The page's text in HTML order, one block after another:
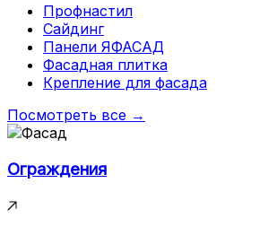
Профнастил
Сайдинг
Панели ЯФАСАД
Фасадная плитка
Крепление для фасада
Посмотреть все →
Ограждения